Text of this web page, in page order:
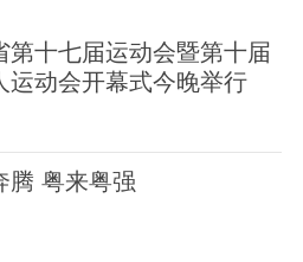
第十七届运动会暨第十届
运动会开幕式今晚举行
腾 粤来粤强